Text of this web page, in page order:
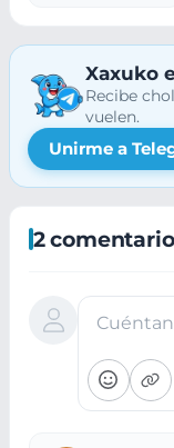
Xaxuko
Recibe
vuelen.
Unirme a
2